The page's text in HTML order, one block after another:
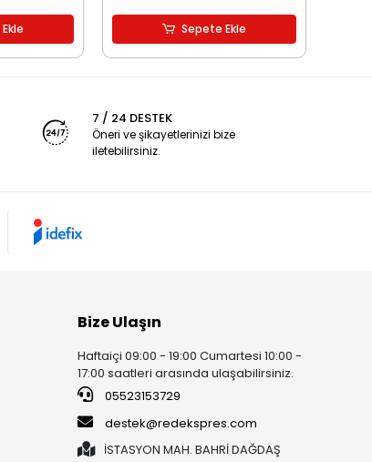
Sepete Ekle
7 / 24 DESTEK
Öneri ve şikayetlerinizi bize
iletebilirsiniz.
Bize Ulaşın
Haftaiçi 09:00 - 19:00 Cumartesi 10:00 -
17:00 saatleri arasında ulaşabilirsiniz.
05523153729
destek@redekspres.com
İSTASYON MAH. BAHRİ DAĞDAŞ